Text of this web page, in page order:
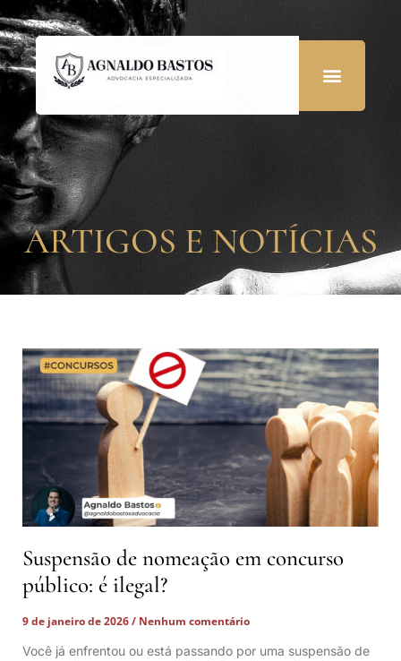
ARTIGOS E NOTÍCIAS
Suspensão de nomeação em concurso
público: é ilegal?
9 de janeiro de 2026
Nenhum comentário
Você já enfrentou ou está passando por uma suspensão de